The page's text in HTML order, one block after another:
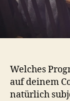
Welches
auf deinem
natürlich